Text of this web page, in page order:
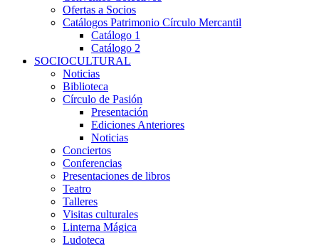
Ofertas a Socios
Catálogos Patrimonio Círculo Mercantil
Catálogo 1
Catálogo 2
SOCIOCULTURAL
Noticias
Biblioteca
Círculo de Pasión
Presentación
Ediciones Anteriores
Noticias
Conciertos
Conferencias
Presentaciones de libros
Teatro
Talleres
Visitas culturales
Linterna Mágica
Ludoteca